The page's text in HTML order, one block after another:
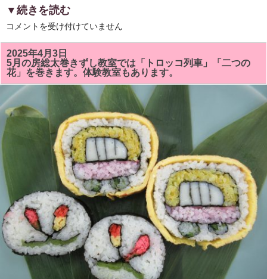
験」
掲
さ
れ
ま
し
た！！
は
▼続きを読む
6
の
房
総
太
巻
き
ず
し
教
室
で
マ
ン
風」
「ス
ズ
ラ
ン」
を
巻
き
コメントを受け付けていません
2025年4月3日
5月の房総太巻きずし教室では「トロッコ列車」「二つの
花」を巻きます。体験教室もあります。